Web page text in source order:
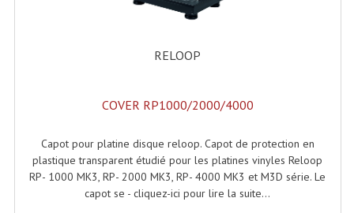
Accessoires Enceintes
Diamants
Selecteurs Audio Vidéo
Amplificateurs
RELOOP
COVER RP1000/2000/4000
Capot pour platine disque reloop. Capot de protection en
plastique transparent étudié pour les platines vinyles Reloop
RP- 1000 MK3, RP- 2000 MK3, RP- 4000 MK3 et M3D série. Le
capot se - cliquez-ici pour lire la suite...